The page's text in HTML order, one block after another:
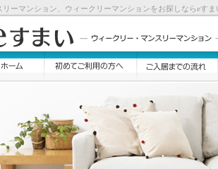
リーマンション、ウィークリーマンションをお探しならeすま